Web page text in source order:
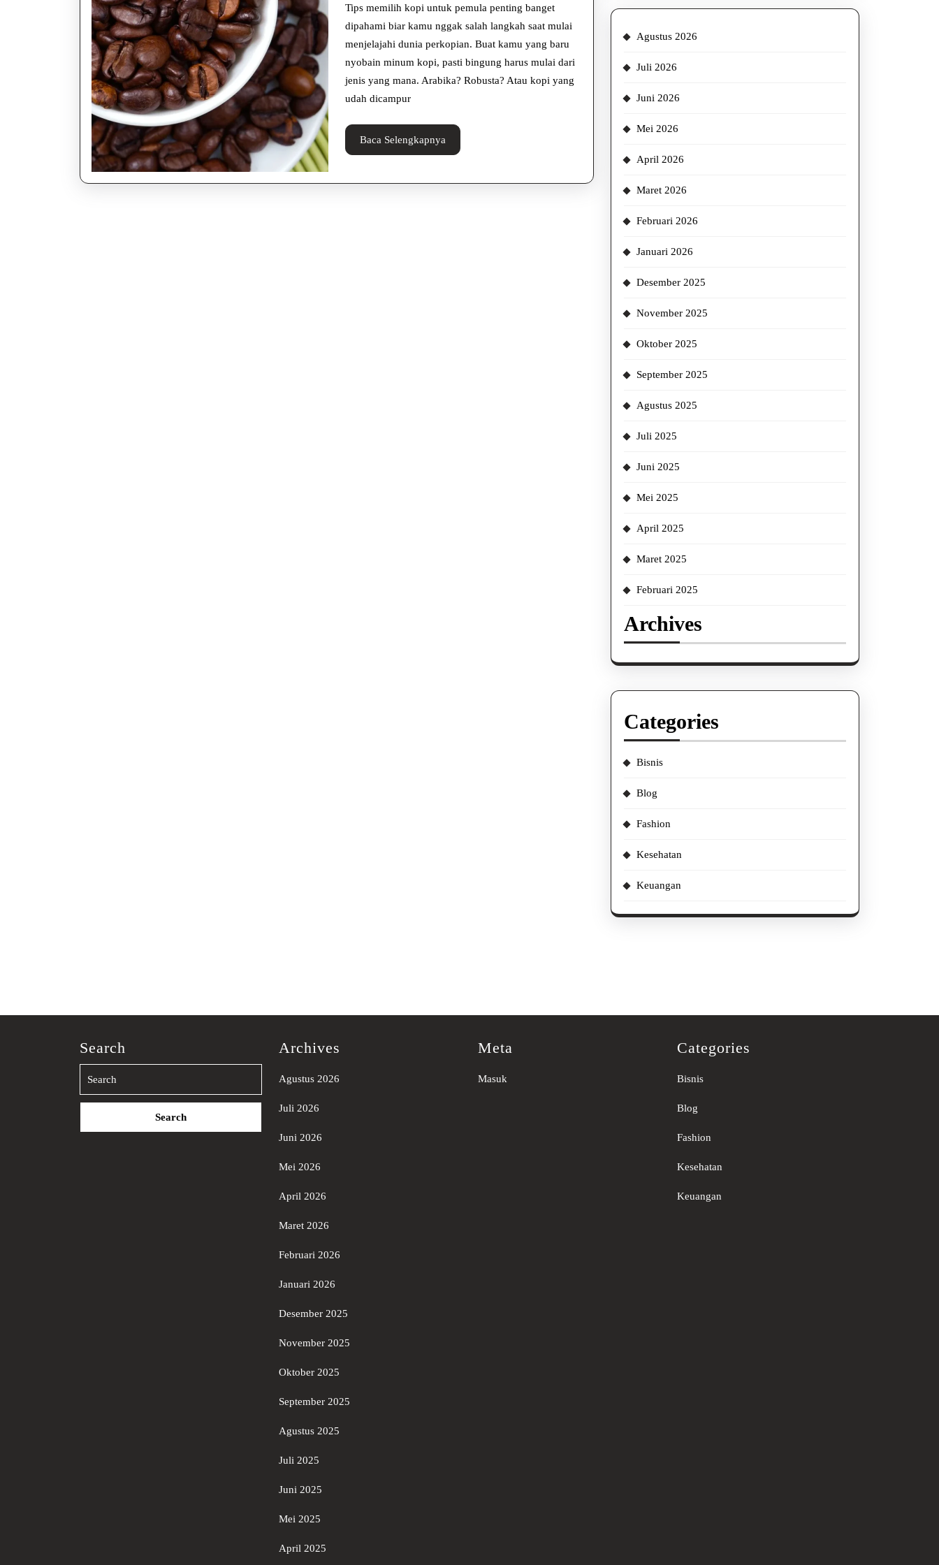
Pemula
Biar
Nggak
Tips memilih kopi untuk pemula penting banget
dipahami biar kamu nggak salah langkah saat mulai
menjelajahi dunia perkopian. Buat kamu yang baru
nyobain minum kopi, pasti bingung harus mulai dari
jenis yang mana. Arabika? Robusta? Atau kopi yang
udah dicampur
Baca Selengkapnya
Selengkapnya
Agustus 2026
Juli 2026
Juni 2026
Mei 2026
April 2026
Maret 2026
Februari 2026
Januari 2026
Desember 2025
November 2025
Oktober 2025
September 2025
Agustus 2025
Juli 2025
Juni 2025
Mei 2025
April 2025
Maret 2025
Februari 2025
Archives
Categories
Bisnis
Blog
Fashion
Kesehatan
Keuangan
Search
Search
Archives
Agustus 2026
Juli 2026
Juni 2026
Mei 2026
April 2026
Maret 2026
Februari 2026
Januari 2026
Desember 2025
November 2025
Oktober 2025
September 2025
Agustus 2025
Juli 2025
Juni 2025
Mei 2025
April 2025
Meta
Masuk
Categories
Bisnis
Blog
Fashion
Kesehatan
Keuangan